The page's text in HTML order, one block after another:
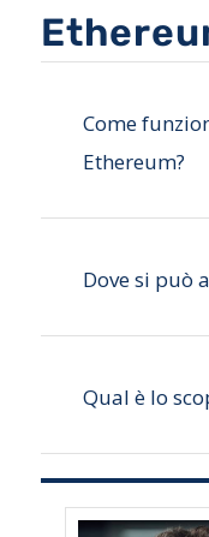
Come
Ethereum?
Dove si può
Qual è lo